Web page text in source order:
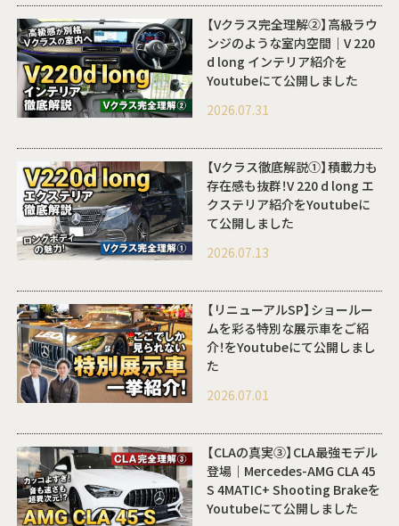
【Vクラス完全理解②】高級ラウ
ンジのような室内空間｜V 220
d long インテリア紹介を
Youtubeにて公開しました
2026.07.31
【Vクラス徹底解説①】積載力も
存在感も抜群！V 220 d long エ
クステリア紹介をYoutubeに
て公開しました
2026.07.13
【リニューアルSP】ショールー
ムを彩る特別な展示車をご紹
介！をYoutubeにて公開しまし
た
2026.07.01
【CLAの真実③】CLA最強モデル
登場｜Mercedes-AMG CLA 45
S 4MATIC+ Shooting Brakeを
Youtubeにて公開しました